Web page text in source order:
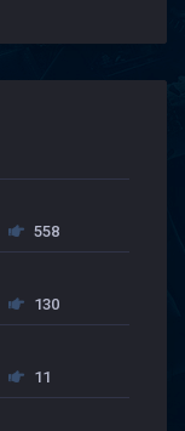
558
130
11